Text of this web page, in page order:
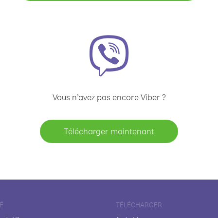
Vous n’avez pas encore Viber ?
Télécharger maintenant
TÉLÉCHARGER